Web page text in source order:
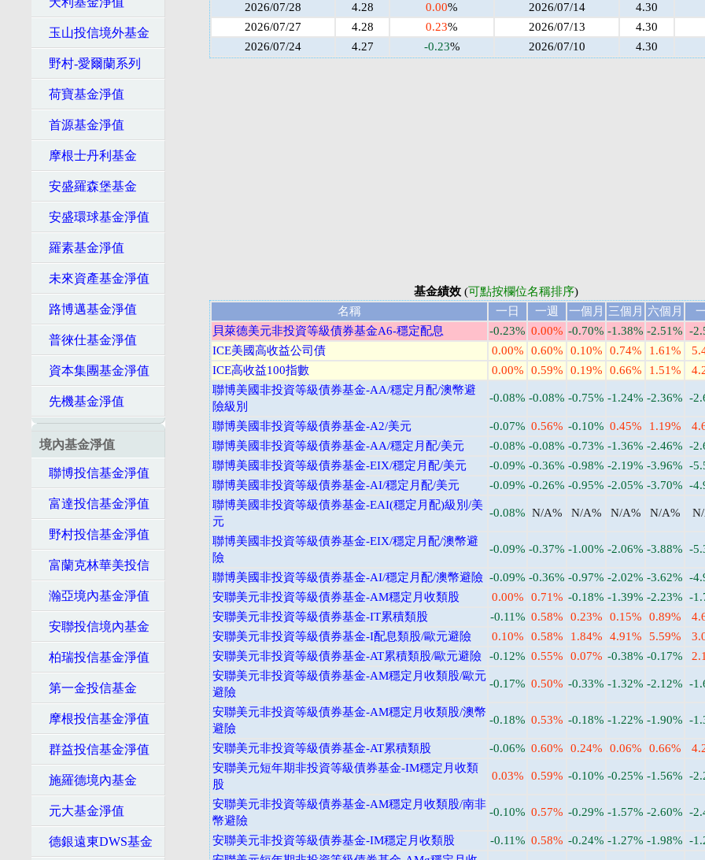
玉山投信境外基金
野村-愛爾蘭系列
荷寶基金淨值
首源基金淨值
摩根士丹利基金
安盛羅森堡基金
安盛環球基金淨值
羅素基金淨值
未來資產基金淨值
路博邁基金淨值
普徠仕基金淨值
資本集團基金淨值
先機基金淨值
境內基金淨值
聯博投信基金淨值
富達投信基金淨值
野村投信基金淨值
富蘭克林華美投信
瀚亞境內基金淨值
安聯投信境內基金
柏瑞投信基金淨值
第一金投信基金
摩根投信基金淨值
群益投信基金淨值
施羅德境內基金
元大基金淨值
德銀遠東DWS基金
2026/07/28
4.28 0.00% 2026/07/14
4.30
2026/07/27
4.28 0.23% 2026/07/13
4.30
2026/07/24
4.27 -0.23% 2026/07/10 4.30
基金績效(可點按欄位名稱排序)
名稱
一日 一週 一個月 三個月 六個月
貝萊德美元非投資等級債券基金A6-穩定配息
-0.23% 0.00% -0.70% -1.38% -2.51% -
ICE美國高收益公司債
0.00% 0.60% 0.10% 0.74% 1.61%
ICE高收益100指數
0.00% 0.59% 0.19% 0.66% 1.51%
聯博美國非投資等級債券基金-AA/穩定月配/澳幣避
險級別
-0.08% -0.08% -0.75% -1.24% -2.36% -
聯博美國非投資等級債券基金-A2/美元 -0.07% 0.56% -0.10% 0.45% 1.19%
聯博美國非投資等級債券基金-AA/穩定月配/美元
-0.08% -0.08% -0.73% -1.36% -2.46% -
聯博美國非投資等級債券基金-EIX/穩定月配/美元
-0.09% -0.36% -0.98% -2.19% -3.96% -
聯博美國非投資等級債券基金-AI/穩定月配/美元
-0.09% -0.26% -0.95% -2.05% -3.70% -
聯博美國非投資等級債券基金-EAI(穩定月配)級別/美
元
-0.08% N/A% N/A% N/A% N/A%
聯博美國非投資等級債券基金-EIX/穩定月配/澳幣避
險
-0.09% -0.37% -1.00% -2.06% -3.88% -
聯博美國非投資等級債券基金-AI/穩定月配/澳幣避險 -0.09% -0.36% -0.97% -2.02% -3.62% -
安聯美元非投資等級債券基金-AM穩定月收類股
0.00% 0.71% -0.18% -1.39% -2.23% -
安聯美元非投資等級債券基金-IT累積類股
-0.11% 0.58% 0.23% 0.15% 0.89%
安聯美元非投資等級債券基金-I配息類股/歐元避險
0.10% 0.58% 1.84% 4.91% 5.59%
安聯美元非投資等級債券基金-AT累積類股/歐元避險
-0.12% 0.55% 0.07% -0.38% -0.17%
安聯美元非投資等級債券基金-AM穩定月收類股/歐元
避險
-0.17% 0.50% -0.33% -1.32% -2.12% -
安聯美元非投資等級債券基金-AM穩定月收類股/澳幣
避險
-0.18% 0.53% -0.18% -1.22% -1.90% -
安聯美元非投資等級債券基金-AT累積類股 -0.06% 0.60% 0.24% 0.06% 0.66%
安聯美元短年期非投資等級債券基金-IM穩定月收類
股
0.03% 0.59% -0.10% -0.25% -1.56% -
安聯美元非投資等級債券基金-AM穩定月收類股/南非
幣避險
-0.10% 0.57% -0.29% -1.57% -2.60% -
安聯美元非投資等級債券基金-IM穩定月收類股 -0.11% 0.58% -0.24% -1.27% -1.98% -